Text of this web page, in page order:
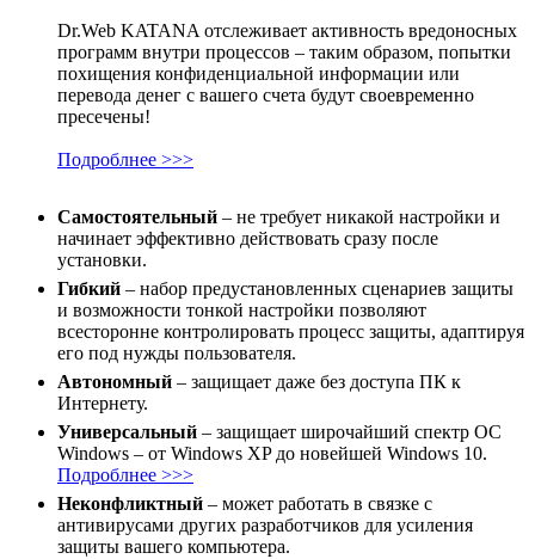
Dr.Web KATANA отслеживает активность вредоносных
программ внутри процессов – таким образом, попытки
похищения конфиденциальной информации или
перевода денег с вашего счета будут своевременно
пресечены!
Подроблнее >>>
Самостоятельный – не требует никакой настройки и
начинает эффективно действовать сразу после
установки.
Гибкий – набор предустановленных сценариев защиты
и возможности тонкой настройки позволяют
всесторонне контролировать процесс защиты, адаптируя
его под нужды пользователя.
Автономный – защищает даже без доступа ПК к
Интернету.
Универсальный – защищает широчайший спектр ОС
Windows – от Windows XP до новейшей Windows 10.
Подроблнее >>>
Неконфликтный – может работать в связке с
антивирусами других разработчиков для усиления
защиты вашего компьютера.